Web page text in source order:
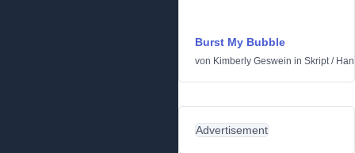
Burst My Bubble
von Kimberly Geswein in Skript/
Advertisement